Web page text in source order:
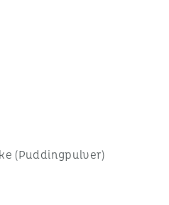
(Puddingpulver)